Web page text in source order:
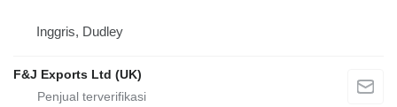
Inggris, Dudley
F&J Exports Ltd (UK)